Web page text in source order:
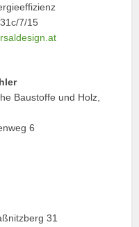
7/15
Baustoffe und Holz,
6
31